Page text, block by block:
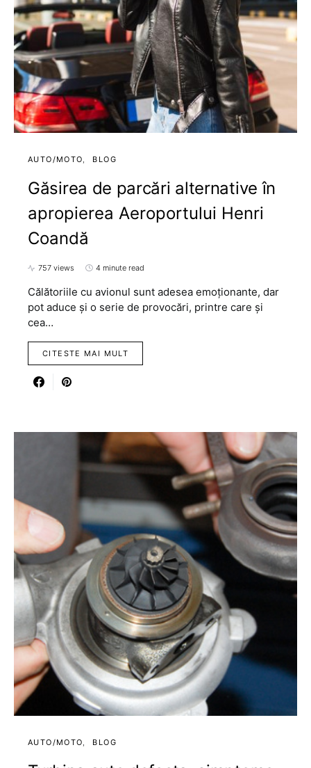
AUTO/MOTO BLOG
Găsirea de parcări alternative în
apropierea Aeroportului Henri
Coandă
757 views 4 minute read
Călătoriile cu avionul sunt adesea emoționante, dar
pot aduce și o serie de provocări, printre care și
cea…
CITESTE MAI MULT
AUTO/MOTO BLOG